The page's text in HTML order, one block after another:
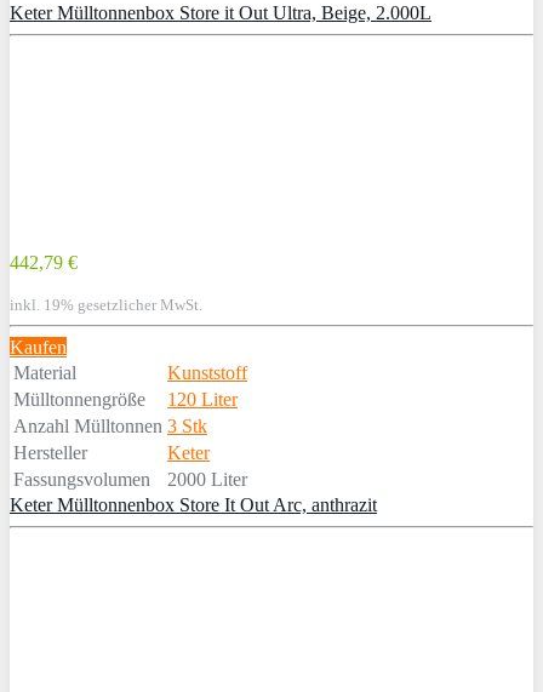
Keter Mülltonnenbox Store it Out Ultra, Beige, 2.000L
442,79 €
inkl. 19% gesetzlicher MwSt.
Kaufen
Material
Kunststoff
Mülltonnengröße
120 Liter
Anzahl Mülltonnen 3 Stk
Hersteller
Keter
Fassungsvolumen
2000 Liter
Keter Mülltonnenbox Store It Out Arc, anthrazit